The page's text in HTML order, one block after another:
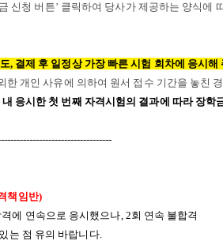
신청 버튼’ 클릭하여 당사가 제공하는 양식
, 결제 후 일정상 가장 빠른 시험 회차에 응시해
한 개인 사유에 의하여 원서 접수 기간을 놓친
응시한 첫 번째 자격시험의 결과에 따라 장학
책임반)
에 연속으로 응시했으나, 2회 연속 불합격
는 점 유의 바랍니다.